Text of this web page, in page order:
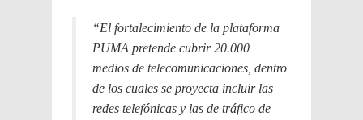
“El fortalecimiento de la plataforma
PUMA pretende cubrir 20.000
medios de telecomunicaciones, dentro
de los cuales se proyecta incluir las
redes telefónicas y las de tráfico de